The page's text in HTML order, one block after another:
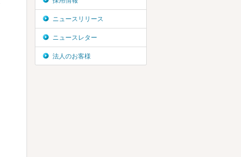
ニュースリリース
ニュースレター
法人のお客様